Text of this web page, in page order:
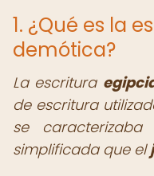
1. ¿Qué es la
demótica?
La escritura
de escritura
se
simplificada que el